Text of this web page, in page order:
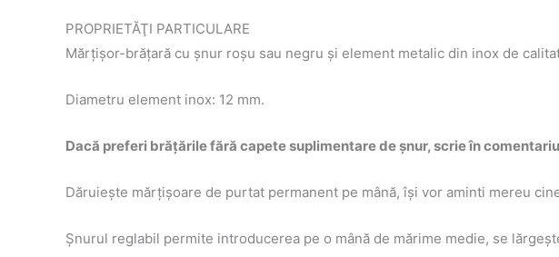
PROPRIETĂŢI PARTICULARE
Mărţişor-brăţară cu şnur roşu sau negru şi element metalic din inox de
Diametru element inox: 12 mm.
Dacă preferi brăţările fără capete suplimentare de şnur, scrie în
Dăruieşte mărţişoare de purtat permanent pe mână, îşi vor aminti mereu
Şnurul reglabil permite introducerea pe o mână de mărime medie, se